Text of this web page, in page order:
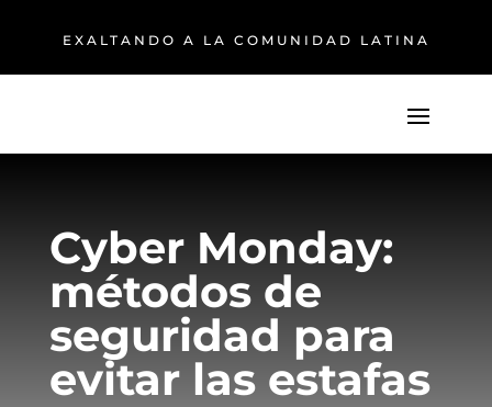
EXALTANDO A LA COMUNIDAD LATINA
Cyber Monday:
métodos de
seguridad para
evitar las estafas